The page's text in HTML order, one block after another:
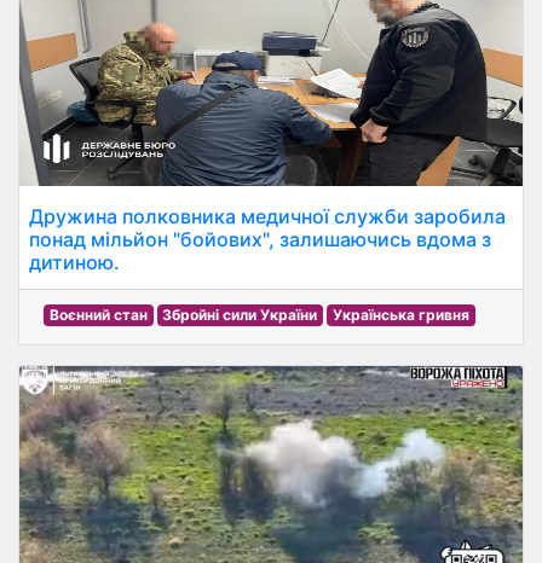
Дружина полковника медичної служби заробила
понад мільйон "бойових", залишаючись вдома з
дитиною.
Воєнний стан Збройні сили України Українська гривня